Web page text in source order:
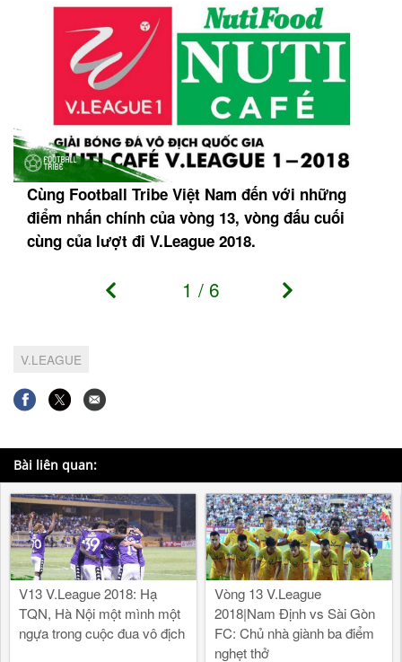
Cùng Football Tribe Việt Nam đến với những
điểm nhấn chính của vòng 13, vòng đấu cuối
cùng của lượt đi V.League 2018.
1 / 6
V.LEAGUE
Bài liên quan:
V13 V.League 2018: Hạ
TQN, Hà Nội một mình một
ngựa trong cuộc đua vô địch
Vòng 13 V.League
2018|Nam Định vs Sài Gòn
FC: Chủ nhà giành ba điểm
nghẹt thở